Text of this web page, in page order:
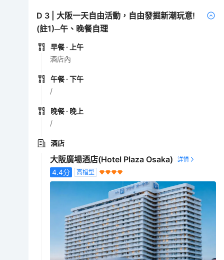
D 3
大阪一天自由活動，自由發掘新潮玩意!
(註1)─午、晚餐自理
早餐 · 上午
酒店內
午餐 · 下午
/
晚餐 · 晚上
/
酒店
大阪廣場酒店(Hotel Plaza Osaka)
4.4分 高檔型